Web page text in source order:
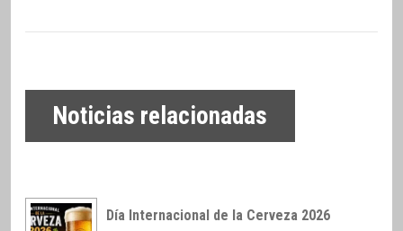
Noticias relacionadas
Día Internacional de la Cerveza 2026